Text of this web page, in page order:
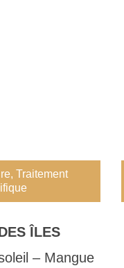
, Traitement
ÎLES
– Mangue